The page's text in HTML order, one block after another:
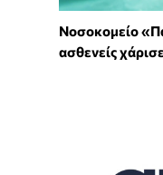
Νοσοκομείο
ασθενείς